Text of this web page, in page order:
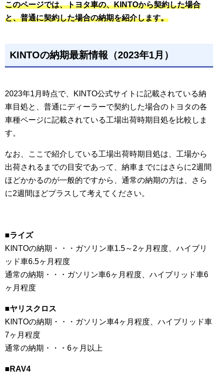
このページでは、トヨタ車の、KINTOから契約した場合
と、普通に契約した場合の納期を紹介します。
KINTOの納期最新情報（2023年1月）
2023年1月時点で、KINTO公式サイトに記載されている納
車目処と、普通にディーラーで契約した場合のトヨタの各
車種ページに記載されている工場出荷時期目処を比較しま
す。
なお、ここで紹介している工場出荷時期目処は、工場から
出荷されるまでの目安であって、納車までにはさらに2週間
ほどかかるのが一般的ですから、通常の納期の方は、さら
に2週間ほどプラスして考えてください。
■ライズ
KINTOの納期・・・ガソリン車1.5～2ヶ月程度、ハイブリ
ッド車6.5ヶ月程度
通常の納期・・・ガソリン車6ヶ月程度、ハイブリッド車6
ヶ月程度
■ヤリスクロス
KINTOの納期・・・ガソリン車4ヶ月程度、ハイブリッド車
7ヶ月程度
通常の納期・・・6ヶ月以上
■RAV4